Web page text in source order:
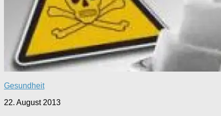
Gesundheit
22. August 2013